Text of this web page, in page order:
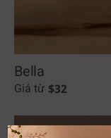
Bella
Giá từ $32